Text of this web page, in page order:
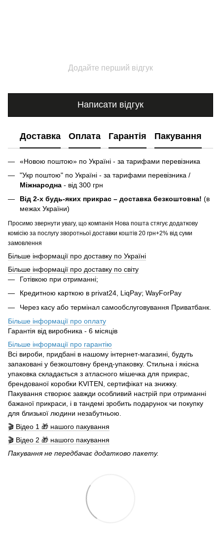
Додайте перший відгук
Написати відгук
Доставка Оплата Гарантія Пакування
«Новою поштою» по Україні - за тарифами перевізника
"Укр поштою" по Україні - за тарифами перевізника /
Міжнародна - від 300 грн
Від 2-х будь-яких прикрас – доставка безкоштовна! (в
межах України)
Просимо звернути увагу, що компанія Нова пошта стягує додаткову
комісію за послугу зворотньої доставки коштів 20 грн+2% від суми
замовлення
Більше інформації про доставку по Україні
Більше інформації про доставку по світу
Готівкою при отриманні;
Кредитною карткою в privat24, LiqPay; WayForPay
Через касу або термінал самообслуговування Приватбанк.
Більше інформації про оплату
Гарантія від виробника - 6 місяців
Більше інформації про гарантію
Всі вироби, придбані в нашому інтернет-магазині, будуть
запаковані у безкоштовну бренд-упаковку. Стильна і якісна
упаковка складається з атласного мішечка для прикрас,
брендованої коробки KVITEN, сертифікат на знижку.
Пакування створює завжди особливий настрій при отриманні
бажаної прикраси, і в тандемі зробить подарунок чи покупку
для близької людини незабутньою.
🎬 Відео 1 🎁 нашого пакування
🎬 Відео 2 🎁 нашого пакування
Пакування не передбачає додатково пакету.